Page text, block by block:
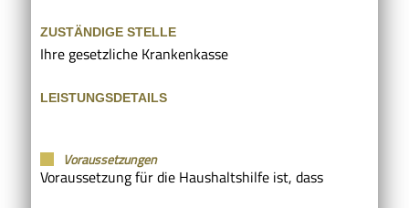
ZUSTÄNDIGE STELLE
Ihre gesetzliche Krankenkasse
LEISTUNGSDETAILS
Voraussetzungen
Voraussetzung für die Haushaltshilfe ist, dass